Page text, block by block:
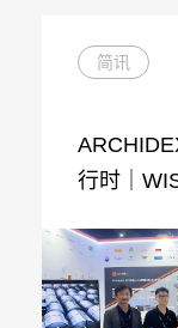
简讯
行时｜